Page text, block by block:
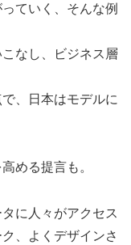
ていく、そんな例
なし、ビジネス層
、日本はモデルに
める提言も。
に人々がアクセス
、よくデザインさ